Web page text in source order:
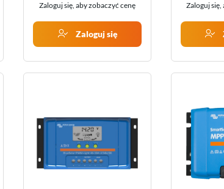
Zaloguj się, aby zobaczyć cenę
Zaloguj się
Zaloguj się,